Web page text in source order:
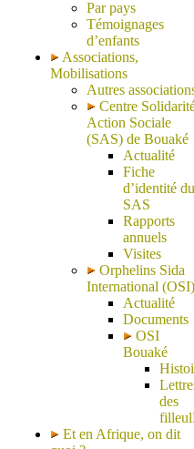
Par pays
Témoignages
d’enfants
Associations,
Mobilisations
Autres
Centre
Action Sociale
(SAS) de Bouaké
Actualité
Fiche
d’identité du
SAS
Rapports
annuels
Visites
Orphelins Sida
International (OSI)
Actualité
Documents
OSI
Bouaké
des
Et en Afrique, on dit